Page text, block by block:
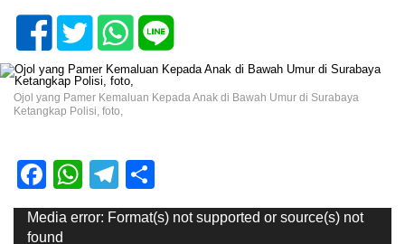
Ojol yang Pamer Kemaluan Kepada Anak di Bawah Umur di Surabaya
Ketangkap Polisi, foto,
Facebook
WhatsApp
Telegram
Pemutar
Video
Media error: Format(s) not supported or source(s) not
found